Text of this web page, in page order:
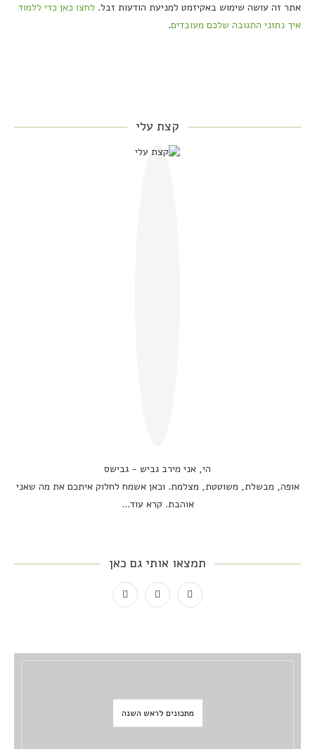
אתר זה עושה שימוש באקיזמט למניעת הודעות זבל. לחצו כאן כדי ללמוד
איך נתוני התגובה שלכם מעובדים.
קצת עלי
הי, אני מירב גביש - גבישס
אופה, מבשלת, משוטטת, מצלמת. וכאן אשמח לחלוק איתכם את מה שאני
אוהבת. קרא עוד...
תמצאו אותי גם כאן
מתכונים לראש השנה